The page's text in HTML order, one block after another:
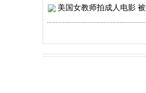
美国女教师拍成人电影